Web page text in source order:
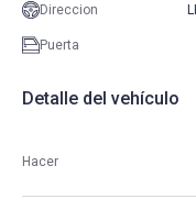
Direccion
Puerta
Detalle del vehículo
Hacer